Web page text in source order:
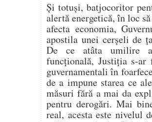
Și totuși, batjocoritor
alertă energetică, în loc
afecta economia,
apostila unei cerșeli de
De ce atâta umilire
funcțională, Justiția s-
guvernamentali în
de a impune starea ce
măsuri fără a mai da
pentru derogări. Mai
real, acesta este nivelul